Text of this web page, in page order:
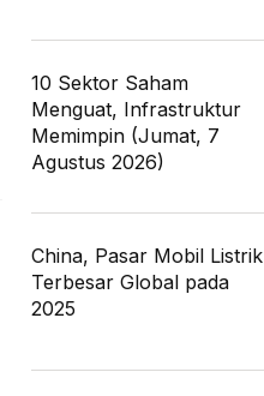
10 Sektor Saham
Menguat, Infrastruktur
Memimpin (Jumat, 7
Agustus 2026)
China, Pasar Mobil Listrik
Terbesar Global pada
2025